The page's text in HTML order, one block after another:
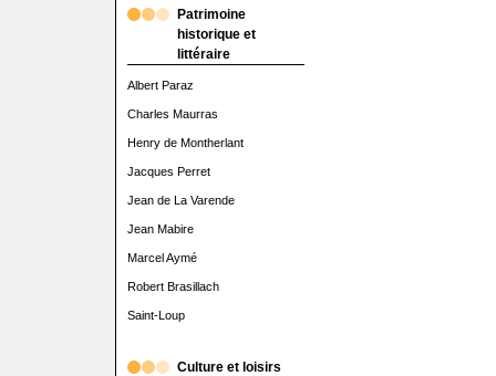
Patrimoine
historique et
littéraire
Albert Paraz
Charles Maurras
Henry de Montherlant
Jacques Perret
Jean de La Varende
Jean Mabire
Marcel Aymé
Robert Brasillach
Saint-Loup
Culture et loisirs